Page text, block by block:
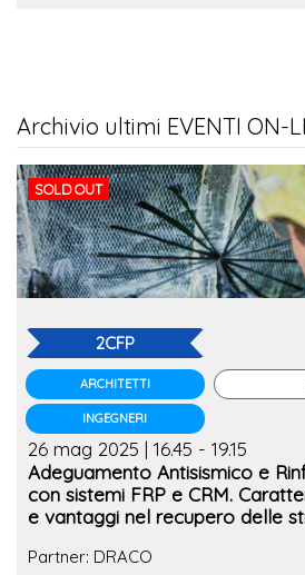
Archivio ultimi EVENTI ON-
SOLD OUT
2CFP
ARCHITETTI
INGEGNERI
26 mag 2025 | 16.45 - 19.15
Adeguamento Antisismico e
con sistemi FRP e CRM.
e vantaggi nel recupero delle
Partner: DRACO